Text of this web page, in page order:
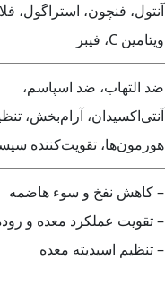
آنتول، فنچون، استراگول،
ویتامین C، فیبر
ضد التهاب، ضد اسپاسم،
آنتی‌اکسیدان، آرام‌بخش،
هورمون‌ها، تقویت‌کننده
– کاهش نفخ و سوء هاضمه
– تقویت عملکرد معده و
– تنظیم اسیدیته معده